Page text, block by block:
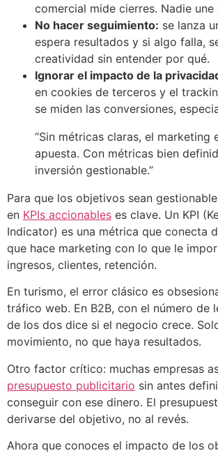
comercial mide cierres. Nadie une
No hacer seguimiento: se lanza
espera resultados y si algo falla,
creatividad sin entender por qué.
Ignorar el impacto de la
en cookies de terceros y el
se miden las conversiones,
“Sin métricas claras, el marketing
apuesta. Con métricas bien
inversión gestionable.”
Para que los objetivos sean
en KPIs accionables es clave. Un KPI
Indicator) es una métrica que conecta
que hace marketing con lo que le
ingresos, clientes, retención.
En turismo, el error clásico es
tráfico web. En B2B, con el número de
de los dos dice si el negocio crece.
movimiento, no que haya resultados.
Otro factor crítico: muchas empresas
presupuesto publicitario sin antes
conseguir con ese dinero. El
derivarse del objetivo, no al revés.
Ahora que conoces el impacto de los